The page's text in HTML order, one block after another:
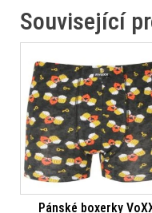
Související
Pánské boxerky